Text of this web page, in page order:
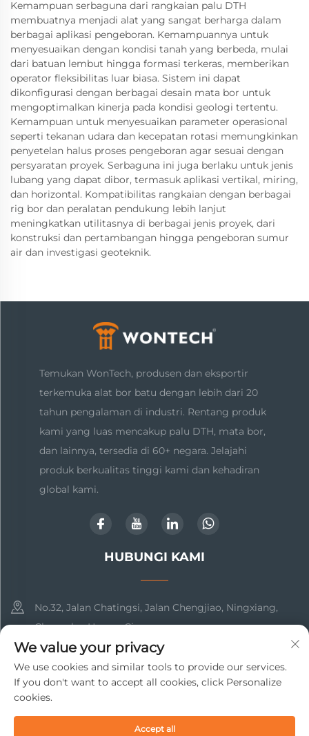
Kemampuan serbaguna dari rangkaian palu DTH
membuatnya menjadi alat yang sangat berharga dalam
berbagai aplikasi pengeboran. Kemampuannya untuk
menyesuaikan dengan kondisi tanah yang berbeda, mulai
dari batuan lembut hingga formasi terkeras, memberikan
operator fleksibilitas luar biasa. Sistem ini dapat
dikonfigurasi dengan berbagai desain mata bor untuk
mengoptimalkan kinerja pada kondisi geologi tertentu.
Kemampuan untuk menyesuaikan parameter operasional
seperti tekanan udara dan kecepatan rotasi memungkinkan
penyetelan halus proses pengeboran agar sesuai dengan
persyaratan proyek. Serbaguna ini juga berlaku untuk jenis
lubang yang dapat dibor, termasuk aplikasi vertikal, miring,
dan horizontal. Kompatibilitas rangkaian dengan berbagai
rig bor dan peralatan pendukung lebih lanjut
meningkatkan utilitasnya di berbagai jenis proyek, dari
konstruksi dan pertambangan hingga pengeboran sumur
air dan investigasi geoteknik.
Temukan WonTech, produsen dan eksportir
terkemuka alat bor batu dengan lebih dari 20
tahun pengalaman di industri. Rentang produk
kami yang luas mencakup palu DTH, mata bor,
dan lainnya, tersedia di 60+ negara. Jelajahi
produk berkualitas tinggi kami dan kehadiran
global kami.
HUBUNGI KAMI
No.32, Jalan Chatingsi, Jalan Chengjiao, Ningxiang,
Changsha, Hunan, Cina
+86-17369211460
[email protected]
Hak cipta © 2025 Changsha Beto New Material Technology Co.,
We value your privacy
We use cookies and similar tools to provide our services.
If you don't want to accept all cookies, click Personalize
cookies.
Accept all